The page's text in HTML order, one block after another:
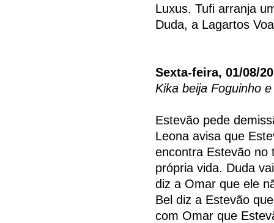
Luxus. Tufi arranja
Duda, a Lagartos
Sexta-feira, 01/08/
Kika beija Foguinho
Estevão pede
Leona avisa que
encontra Estevão no
própria vida. Duda
diz a Omar que ele
Bel diz a Estevão
com Omar que